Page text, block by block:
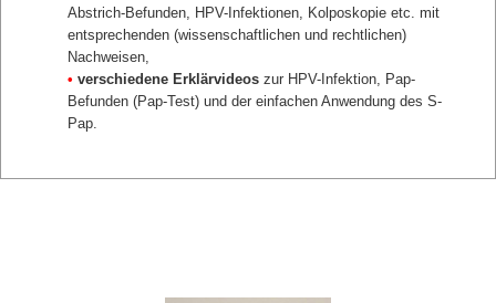
Abstrich-Befunden, HPV-Infektionen, Kolposkopie etc. mit
entsprechenden (wissenschaftlichen und rechtlichen)
Nachweisen,
• verschiedene Erklärvideos zur HPV-Infektion, Pap-
Befunden (Pap-Test) und der einfachen Anwendung des S-
Pap.